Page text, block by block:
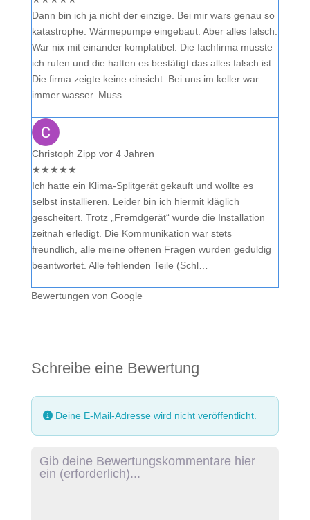
Dann bin ich ja nicht der einzige. Bei mir wars genau so
katastrophe. Wärmepumpe eingebaut. Aber alles falsch.
War nix mit einander komplatibel. Die fachfirma musste
ich rufen und die hatten es bestätigt das alles falsch ist.
Die firma zeigte keine einsicht. Bei uns im keller war
immer wasser. Muss…
Christoph Zipp vor 4 Jahren
★★★★★
Ich hatte ein Klima-Splitgerät gekauft und wollte es
selbst installieren. Leider bin ich hiermit kläglich
gescheitert. Trotz „Fremdgerät“ wurde die Installation
zeitnah erledigt. Die Kommunikation war stets
freundlich, alle meine offenen Fragen wurden geduldig
beantwortet. Alle fehlenden Teile (Schl…
Bewertungen von Google
Schreibe eine Bewertung
Deine E-Mail-Adresse wird nicht veröffentlicht.
Rezensionstext